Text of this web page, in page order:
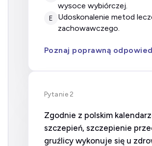
wysoce wybiórczej.
E
udoskonalenie metod leczenia
zachowawczego.
Poznaj poprawną
Pytanie 2
Zgodnie z polskim
szczepień, szczepienie
gruźlicy wykonuje się u